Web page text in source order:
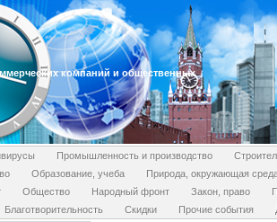
компаний и общественных
Промышленность и производство
Образование, учеба
Природа, окружающая
Общество Народный фронт Закон, право
Благотворительность
Скидки Прочие события